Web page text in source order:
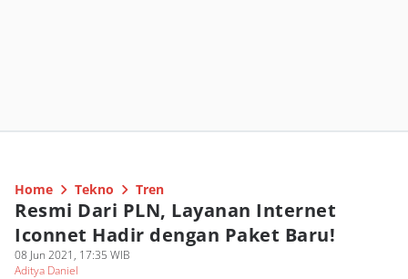
Home Tekno Tren
Resmi Dari PLN, Layanan Internet
Iconnet Hadir dengan Paket Baru!
08 Jun 2021, 17:35 WIB
Aditya Daniel